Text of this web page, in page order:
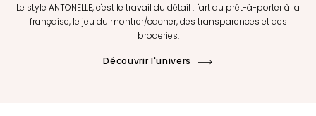
Le style ANTONELLE, c'est le travail du détail : l'art du prêt-à-porter à la
française, le jeu du montrer/cacher, des transparences et des
broderies.
Découvrir l'univers